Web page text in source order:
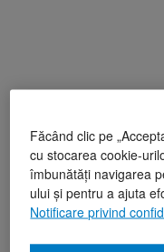
Făcând clic pe
cu stocarea cookie-
îmbunătăți navigarea
ului și pentru a ajuta
Notificare privind